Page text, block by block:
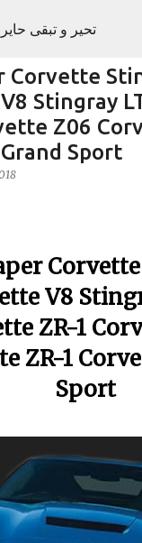
Skip to main
تحير و تبقى
2023
Corvette
Stingray
Z06
Sport
V8
ZR-1
ZR-1
Sport